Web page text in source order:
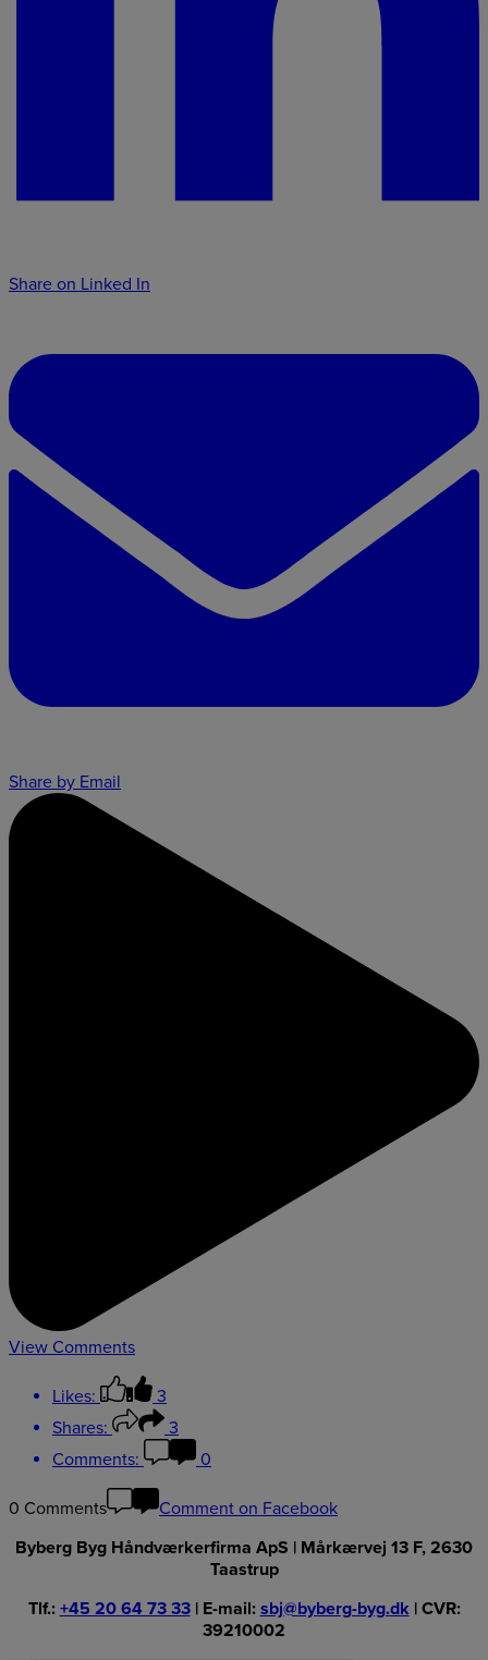
Share on Linked In
Share by Email
View Comments
Likes:
3
Shares:
3
Comments:
0
0 Comments
Comment on Facebook
Byberg Byg Håndværkerfirma ApS | Mårkærvej 13 F, 2630
Taastrup
Tlf.: +45 20 64 73 33| E-mail: sbj@byberg-byg.dk| CVR:
39210002